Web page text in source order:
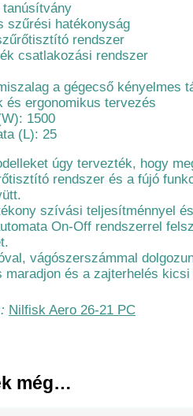
tanúsítvány
szűrési hatékonyság
rendszer
csatlakozási rendszer
a gégecső kényelmes
és ergonomikus tervezés
1500
(L): 25
úgy tervezték, hogy
rendszer és a fújó
szívási teljesítménnyel
On-Off rendszerrel
vágószerszámmal
maradjon és a zajterhelés kicsi
Nilfisk Aero 26-21 PC
még…